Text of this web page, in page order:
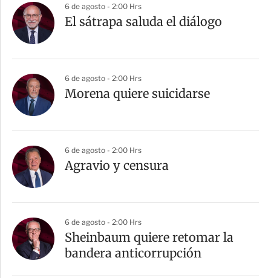
6 de agosto - 2:00 Hrs
El sátrapa saluda el diálogo
6 de agosto - 2:00 Hrs
Morena quiere suicidarse
6 de agosto - 2:00 Hrs
Agravio y censura
6 de agosto - 2:00 Hrs
Sheinbaum quiere retomar la
bandera anticorrupción